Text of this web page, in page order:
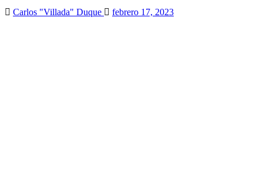
Carlos "Villada" Duque febrero 17, 2023